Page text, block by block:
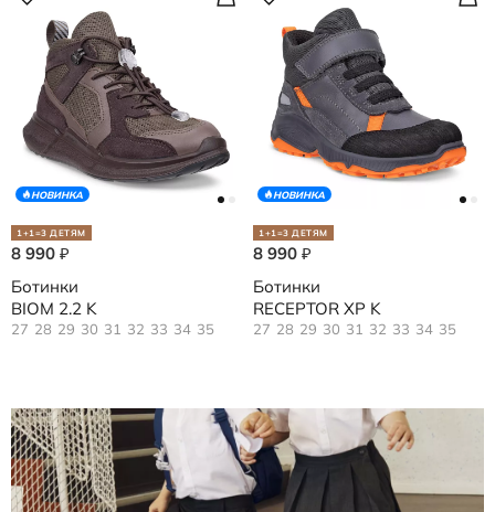
НОВИНКА
1+1=3 ДЕТЯМ
8 990 ₽
Ботинки
BIOM 2.2 K
27 28 29 30 31 32 33 34 35
НОВИНКА
1+1=3 ДЕТЯМ
8 990 ₽
Ботинки
RECEPTOR XP K
27 28 29 30 31 32 33 34 35